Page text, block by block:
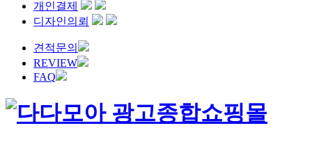
개인결제
디자인의뢰
견적문의
REVIEW
FAQ